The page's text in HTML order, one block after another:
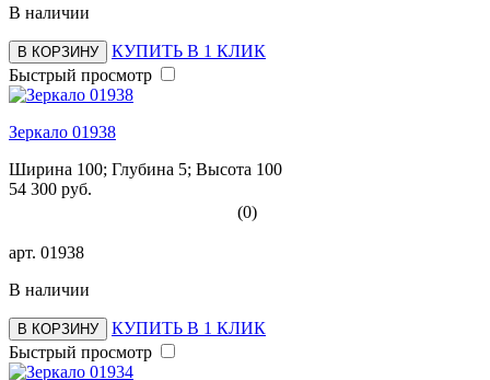
В наличии
В КОРЗИНУ
КУПИТЬ В 1 КЛИК
Быстрый просмотр
Зеркало 01938
Ширина 100; Глубина 5; Высота 100
54 300 руб.
(0)
арт. 01938
В наличии
В КОРЗИНУ
КУПИТЬ В 1 КЛИК
Быстрый просмотр